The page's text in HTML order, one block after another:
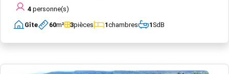
4 personne(s)
Gîte 60m² 3pièces 1chambres 1SdB